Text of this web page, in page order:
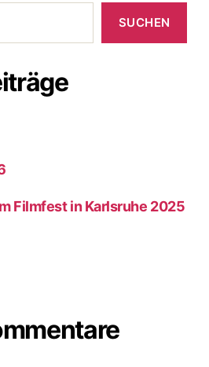
SUCHEN
Filmfest in Karlsruhe 2025